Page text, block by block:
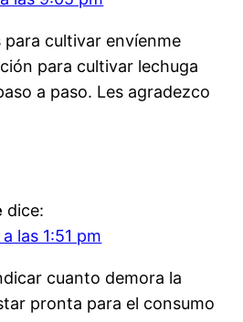
cultivar envíenme
para cultivar lechuga
a paso. Les agradezco
dice:
las 1:51 pm
cuanto demora la
pronta para el consumo